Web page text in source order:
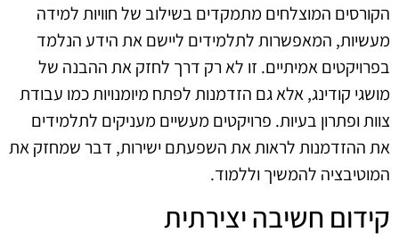
הקורסים המוצלחים מתמקדים בשילוב של חוויות למידה
מעשיות, המאפשרות לתלמידים ליישם את הידע הנלמד
בפרויקטים אמיתיים. זו לא רק דרך לחזק את ההבנה של
מושגי קודינג, אלא גם הזדמנות לפתח מיומנויות כמו עבודת
צוות ופתרון בעיות. פרויקטים מעשיים מעניקים לתלמידים
את ההזדמנות לראות את השפעתם ישירות, דבר שמחזק את
המוטיבציה להמשיך וללמוד.
קידום חשיבה יצירתית